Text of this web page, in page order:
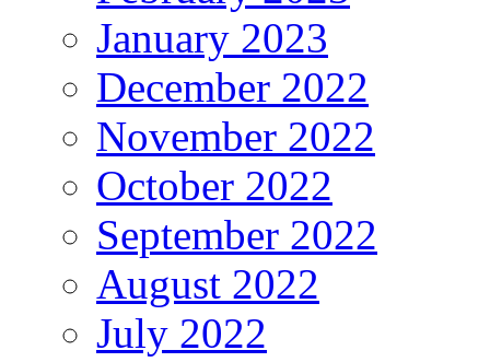
January 2023
December 2022
November 2022
October 2022
September 2022
August 2022
July 2022